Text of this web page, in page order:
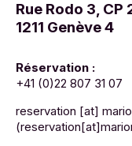
Rue Rodo 3, CP
1211 Genève 4
Réservation :
+41 (0)22 807 31 07
reservation [at]